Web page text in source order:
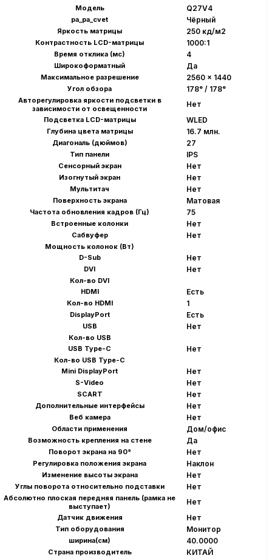
Модель Q27V4
pa_pa_cvet Чёрный
Яркость матрицы 250 кд/м2
Контрастность LCD-матрицы 1000:1
Время отклика (мс) 4
Широкоформатный Да
Максимальное разрешение 2560 x 1440
Угол обзора 178° / 178°
Авторегулировка яркости подсветки в
зависимости от освещенности
Нет
Подсветка LCD-матрицы WLED
Глубина цвета матрицы 16.7 млн.
Диагональ (дюймов) 27
Тип панели IPS
Сенсорный экран Нет
Изогнутый экран Нет
Мультитач Нет
Поверхность экрана Матовая
Частота обновления кадров (Гц) 75
Встроенные колонки Нет
Сабвуфер Нет
Мощность колонок (Вт)
D-Sub
Нет
DVI Нет
Кол-во DVI
HDMI
Есть
Кол-во HDMI 1
DisplayPort Есть
USB Нет
Кол-во USB
USB Type-C
Нет
Кол-во USB Type-C
Mini DisplayPort
Нет
S-Video Нет
SCART Нет
Дополнительные интерфейсы Нет
Веб камера Нет
Области применения Дом/офис
Возможность крепления на стене Да
Поворот экрана на 90° Нет
Регулировка положения экрана Наклон
Изменение высоты экрана Нет
Углы поворота относительно подставки Нет
Абсолютно плоская передняя панель (рамка не
выступает)
Нет
Датчик движения Нет
Тип оборудования Монитор
ширина(см) 40.0000
Страна производитель КИТАЙ